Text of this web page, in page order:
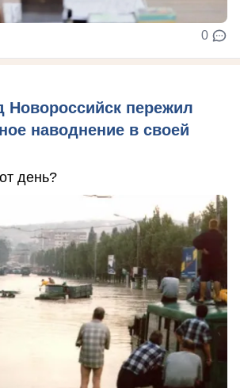
0
Новороссийск пережил
наводнение в своей
день?